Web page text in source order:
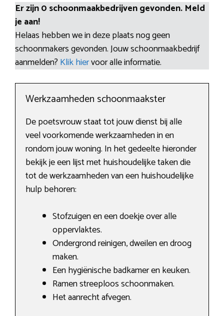
Er zijn 0 schoonmaakbedrijven gevonden. Meld
je aan!
Helaas hebben we in deze plaats nog geen
schoonmakers gevonden. Jouw schoonmaakbedrijf
aanmelden? Klik hiervoor alle informatie.
Werkzaamheden schoonmaakster
De poetsvrouw staat tot jouw dienst bij alle
veel voorkomende werkzaamheden in en
rondom jouw woning. In het gedeelte hieronder
bekijk je een lijst met huishoudelijke taken die
tot de werkzaamheden van een huishoudelijke
hulp behoren:
Stofzuigen en een doekje over alle
oppervlaktes.
Ondergrond reinigen, dweilen en droog
maken.
Een hygiënische badkamer en keuken.
Ramen streeploos schoonmaken.
Het aanrecht afvegen.